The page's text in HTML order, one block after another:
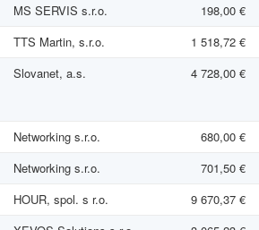
MS SERVIS s.r.o. 198,00 €
TTS Martin, s.r.o. 1 518,72 €
Slovanet, a.s. 4 728,00 €
Networking s.r.o. 680,00 €
Networking s.r.o. 701,50 €
HOUR, spol. s r.o. 9 670,37 €